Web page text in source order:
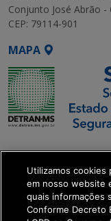
Conjunto José Abrão
CEP: 79114-901
MAPA
SETDIG |
Executiva de
Transformação
get_footer();
Utilizamos cookies
em nosso website
quais informações
Conforme Decreto